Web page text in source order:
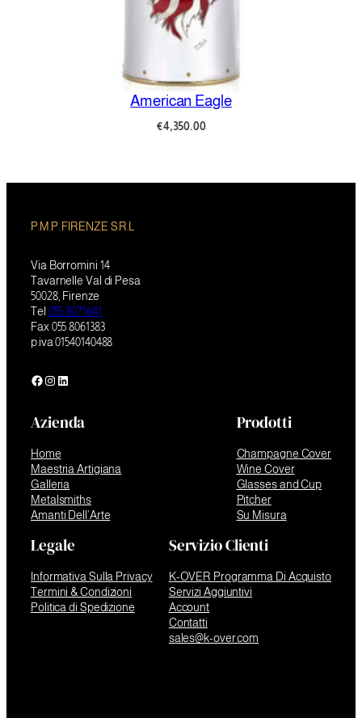
American Eagle
€4,350.00
P.M.P. FIRENZE S.R.L
Via Borromini 14
Tavarnelle Val di Pesa
50028, Firenze
Tel 055 8071641
Fax 055 8061383
p.iva 01540140488
Facebook
Instagram
LinkedIn
Azienda
Home
Maestria Artigiana
Galleria
Metalsmiths
Amanti Dell’Arte
Prodotti
Champagne Cover
Wine Cover
Glasses and Cup
Pitcher
Su Misura
Legale
Informativa Sulla Privacy
Termini & Condizioni
Politica di Spedizione
Servizio Clienti
K-OVER Programma Di Acquisto
Servizi Aggiuntivi
Account
Contatti
sales@k-over.com